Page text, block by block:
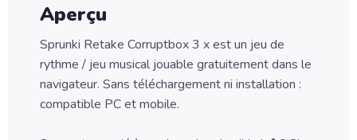
Puzzle
Games
Aperçu
Sprunki Retake Corruptbox 3 x est un jeu de
rythme / jeu musical jouable gratuitement dans le
navigateur. Sans téléchargement ni installation :
compatible PC et mobile.